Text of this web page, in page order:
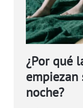
¿Por qué
noche?